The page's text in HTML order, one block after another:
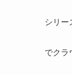
シリー
でクラ